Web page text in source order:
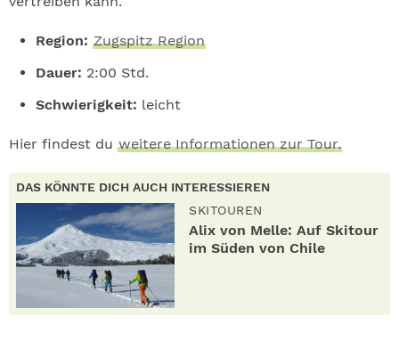
Region: Zugspitz Region
Dauer: 2:00 Std.
Schwierigkeit: leicht
Hier findest du weitere Informationen zur Tour.
DAS KÖNNTE DICH AUCH INTERESSIEREN
SKITOUREN
Alix von Melle: Auf Skitour
im Süden von Chile